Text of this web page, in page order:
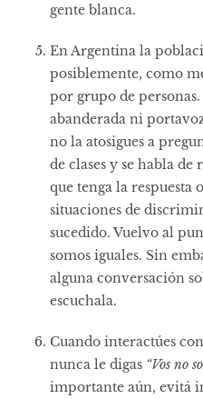
gente blanca.
En Argentina la
posiblemente, como
por grupo de personas.
abanderada ni
no la atosigues a
de clases y se habla
que tenga la respuesta
situaciones de
sucedido. Vuelvo al
somos iguales. Sin
alguna conversación
escuchala.
Cuando interactúes
nunca le digas “Vos no
importante aún, evitá